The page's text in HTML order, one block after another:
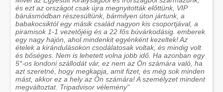
és ezt az országot csak újra megnyitották előttünk, VIP
bánásmódban részesültünk, bármilyen úton jártunk, a
babakocsiktól egy másik család nagyon kis csoportjával, a
piramisok 1-1 vezetőjéig és a 22 fős búvárkodásig. emberek
egy nagy hajón, ahol mindenkit egyénként kezeltek! Az
ételek a kirándulásokon csodálatosak voltak, és mindig volt
és bőséges. Nem is lehetett volna jobb idő. Ha azonban egy
5*-os londoni szállodát vár, ez nem az Ön számára való, ha
azt szeretné, hogy megkapja, amit fizet, és még sok minden
mást, akkor ez a hely az Ön számára! A személyzet mindent
megváltoztat. Tripadvisor vélemény"